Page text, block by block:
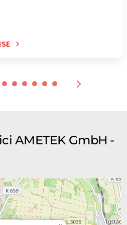
AMETEK GmbH -